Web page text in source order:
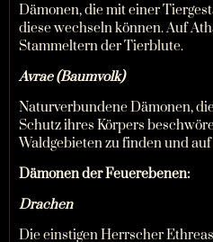
Dämonen, die mit einer
diese wechseln können. Auf
Stammeltern der Tierblute.
Avrae (Baumvolk)
Naturverbundene Dämonen,
Schutz ihres Körpers
Waldgebieten zu finden und
Dämonen der Feuerebenen:
Drachen
Die einstigen Herrscher